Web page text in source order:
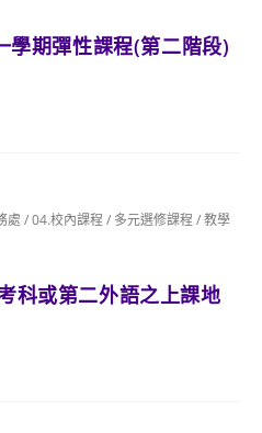
學期彈性課程(第二階段)
處 /04.校內課程 / 多元選修課程 /教學
科或第二外語之上課地